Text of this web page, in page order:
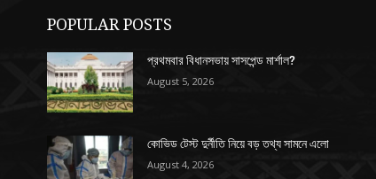
POPULAR POSTS
প্রথমবার বিধানসভায় সাসপেন্ড মার্শাল?
August 5, 2026
কোভিড টেস্ট দুর্নীতি নিয়ে বড় তথ্য সামনে এলো
August 4, 2026